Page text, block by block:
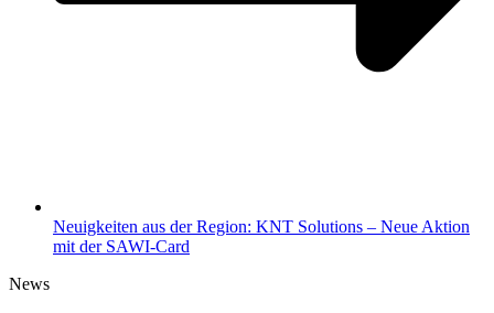
Neuigkeiten aus der Region: KNT Solutions – Neue Aktion
mit der SAWI-Card
News